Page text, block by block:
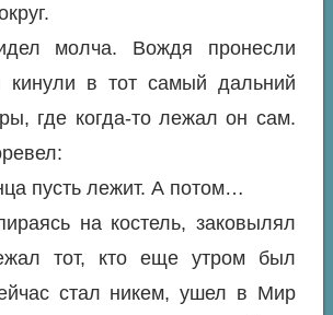
молча. Вождя пронесли
кинули в тот самый дальний
где когда-то лежал он сам.
пусть лежит. А потом…
на костель, заковылял
тот, кто еще утром был
стал никем, ушел в Мир